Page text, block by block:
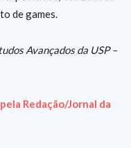
de games.
Avançados da USP –
Redação/Jornal da